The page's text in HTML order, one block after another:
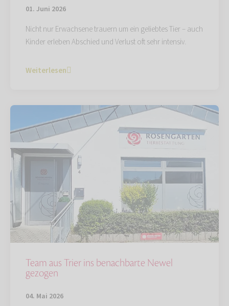
01. Juni 2026
Nicht nur Erwachsene trauern um ein geliebtes Tier – auch
Kinder erleben Abschied und Verlust oft sehr intensiv.
Weiterlesen
Team aus Trier ins benachbarte Newel
gezogen
04. Mai 2026